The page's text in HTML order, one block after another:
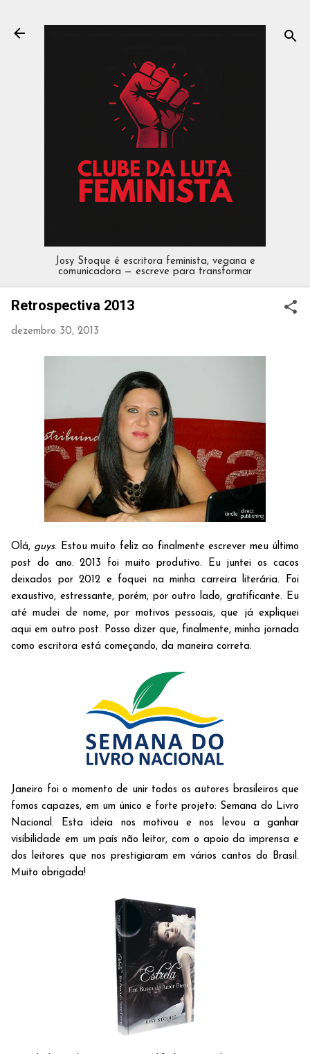
Josy Stoque é escritora feminista, vegana e
comunicadora — escreve para transformar
Retrospectiva 2013
dezembro 30, 2013
Olá, guys. Estou muito feliz ao finalmente escrever meu último
post do ano. 2013 foi muito produtivo. Eu juntei os cacos
deixados por 2012 e foquei na minha carreira literária. Foi
exaustivo, estressante, porém, por outro lado, gratificante. Eu
até mudei de nome, por motivos pessoais, que já expliquei
aqui em outro post. Posso dizer que, finalmente, minha jornada
como escritora está começando, da maneira correta.
Janeiro foi o momento de unir todos os autores brasileiros que
fomos capazes, em um único e forte projeto: Semana do Livro
Nacional. Esta ideia nos motivou e nos levou a ganhar
visibilidade em um país não leitor, com o apoio da imprensa e
dos leitores que nos prestigiaram em vários cantos do Brasil.
Muito obrigada!